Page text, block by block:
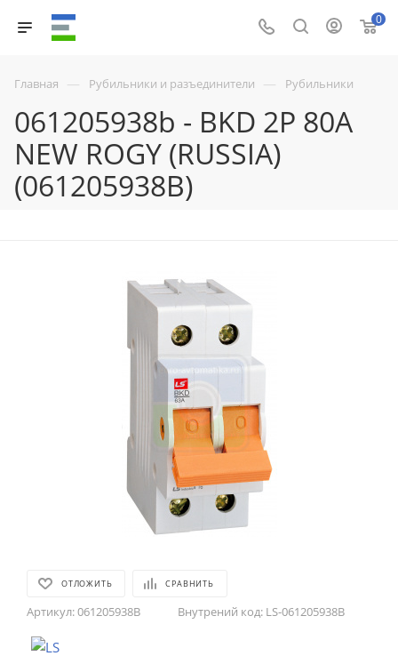
0
Главная — Рубильники и разъединители — Рубильники
061205938b - BKD 2P 80A
NEW ROGY (RUSSIA)
(061205938B)
ОТЛОЖИТЬ СРАВНИТЬ
Артикул:061205938B Внутрений код: LS-061205938B